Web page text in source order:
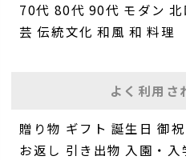
70代 80代 90代 モダン
芸 伝統文化 和風 和 料理
よく利用さ
贈り物 ギフト 誕生日 御
お返し 引き出物 入園・